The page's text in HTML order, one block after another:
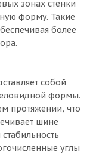
зонах стенки
форму. Такие
более
собой
формы.
протяжении, что
шине
углы